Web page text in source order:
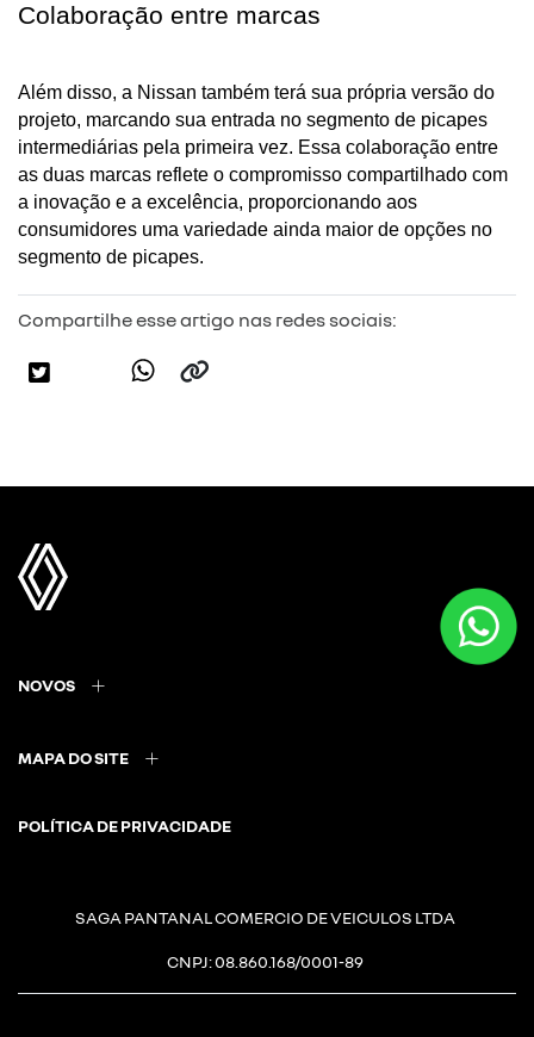
Colaboração entre marcas
Além disso, a Nissan também terá sua própria versão do
projeto, marcando sua entrada no segmento de picapes
intermediárias pela primeira vez. Essa colaboração entre
as duas marcas reflete o compromisso compartilhado com
a inovação e a excelência, proporcionando aos
consumidores uma variedade ainda maior de opções no
segmento de picapes.
Compartilhe esse artigo nas redes sociais:
NOVOS
MAPA DO SITE
POLÍTICA DE PRIVACIDADE
SAGA PANTANAL COMERCIO DE VEICULOS LTDA
CNPJ: 08.860.168/0001-89